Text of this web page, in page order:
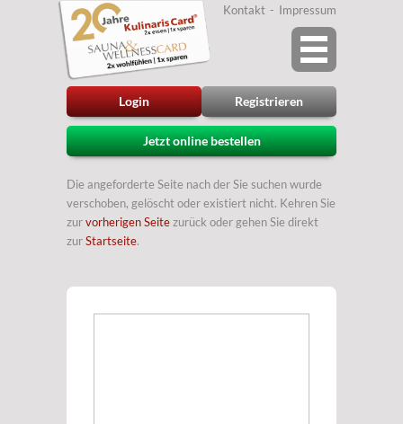
Login Registrieren
Kontakt Impressum
Jetzt online bestellen
Die angeforderte Seite nach der Sie suchen wurde
verschoben, gelöscht oder existiert nicht. Kehren Sie
zurvorherigen Seitezurück oder gehen Sie direkt
zurStartseite.